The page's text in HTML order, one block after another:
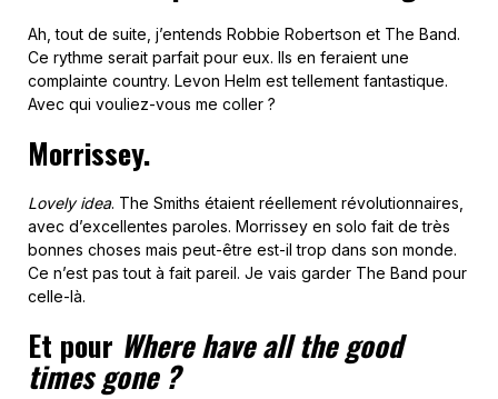
Ah, tout de suite, j’entends Robbie Robertson et The Band.
Ce rythme serait parfait pour eux. Ils en feraient une
complainte country. Levon Helm est tellement fantastique.
Avec qui vouliez-vous me coller ?
Morrissey.
Lovely idea. The Smiths étaient réellement révolutionnaires,
avec d’excellentes paroles. Morrissey en solo fait de très
bonnes choses mais peut-être est-il trop dans son monde.
Ce n’est pas tout à fait pareil. Je vais garder The Band pour
celle-là.
Et pour Where have all the good
times gone ?